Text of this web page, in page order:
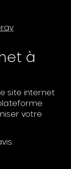
à
site internet
votre